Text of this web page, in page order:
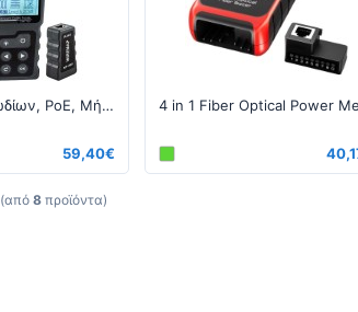
Ελεγκτής Καλωδίων, PoE, Μήκους και Κατανάλωσης - RJ45
59,40€
(από 8 προϊόντα)